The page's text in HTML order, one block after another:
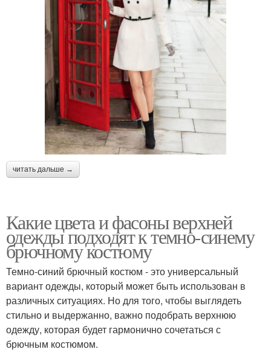
читать дальше →
Какие цвета и фасоны верхней
одежды подходят к темно-синему
брючному костюму
Темно-синий брючный костюм - это универсальный
вариант одежды, который может быть использован в
различных ситуациях. Но для того, чтобы выглядеть
стильно и выдержанно, важно подобрать верхнюю
одежду, которая будет гармонично сочетаться с
брючным костюмом.